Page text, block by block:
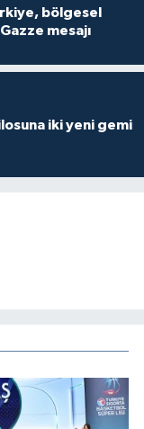
bölgesel
mesajı
iki yeni gemi